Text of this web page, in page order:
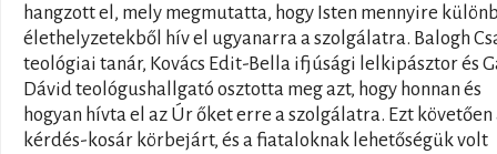
hangzott el, mely megmutatta, hogy Isten mennyire
élethelyzetekből hív el ugyanarra a szolgálatra. Balogh
teológiai tanár, Kovács Edit-Bella ifjúsági lelkipásztor és
Dávid teológushallgató osztotta meg azt, hogy honnan és
hogyan hívta el az Úr őket erre a szolgálatra. Ezt követően
kérdés-kosár körbejárt, és a fiataloknak lehetőségük volt